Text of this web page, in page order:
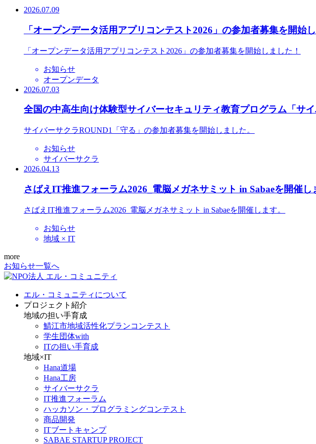
2026.07.09
「オープンデータ活用アプリコンテスト2026」の参加者募集を開始
「オープンデータ活用アプリコンテスト2026」の参加者募集を開始しました！
お知らせ
オープンデータ
2026.07.03
全国の中高生向け体験型サイバーセキュリティ教育プログラム「サ
サイバーサクラROUND1「守る」の参加者募集を開始しました。
お知らせ
サイバーサクラ
2026.04.13
さばえIT推進フォーラム2026_電脳メガネサミット in Sabaeを開催し
さばえIT推進フォーラム2026_電脳メガネサミット in Sabaeを開催します。
お知らせ
地域 × IT
more
お知らせ一覧へ
エル・コミュニティについて
プロジェクト紹介
地域の担い手育成
鯖江市地域活性化プランコンテスト
学生団体with
ITの担い手育成
地域×IT
Hana道場
Hana工房
サイバーサクラ
IT推進フォーラム
ハッカソン・プログラミングコンテスト
商品開発
ITブートキャンプ
SABAE STARTUP PROJECT